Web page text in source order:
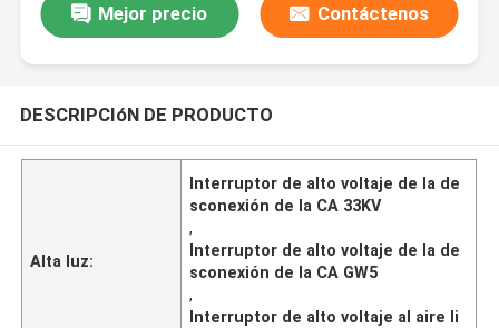
Mejor precio Contáctenos
DESCRIPCIóN DE PRODUCTO
Alta luz:
Interruptor de alto voltaje de la de
sconexión de la CA 33KV
,
Interruptor de alto voltaje de la de
sconexión de la CA GW5
,
Interruptor de alto voltaje al aire li